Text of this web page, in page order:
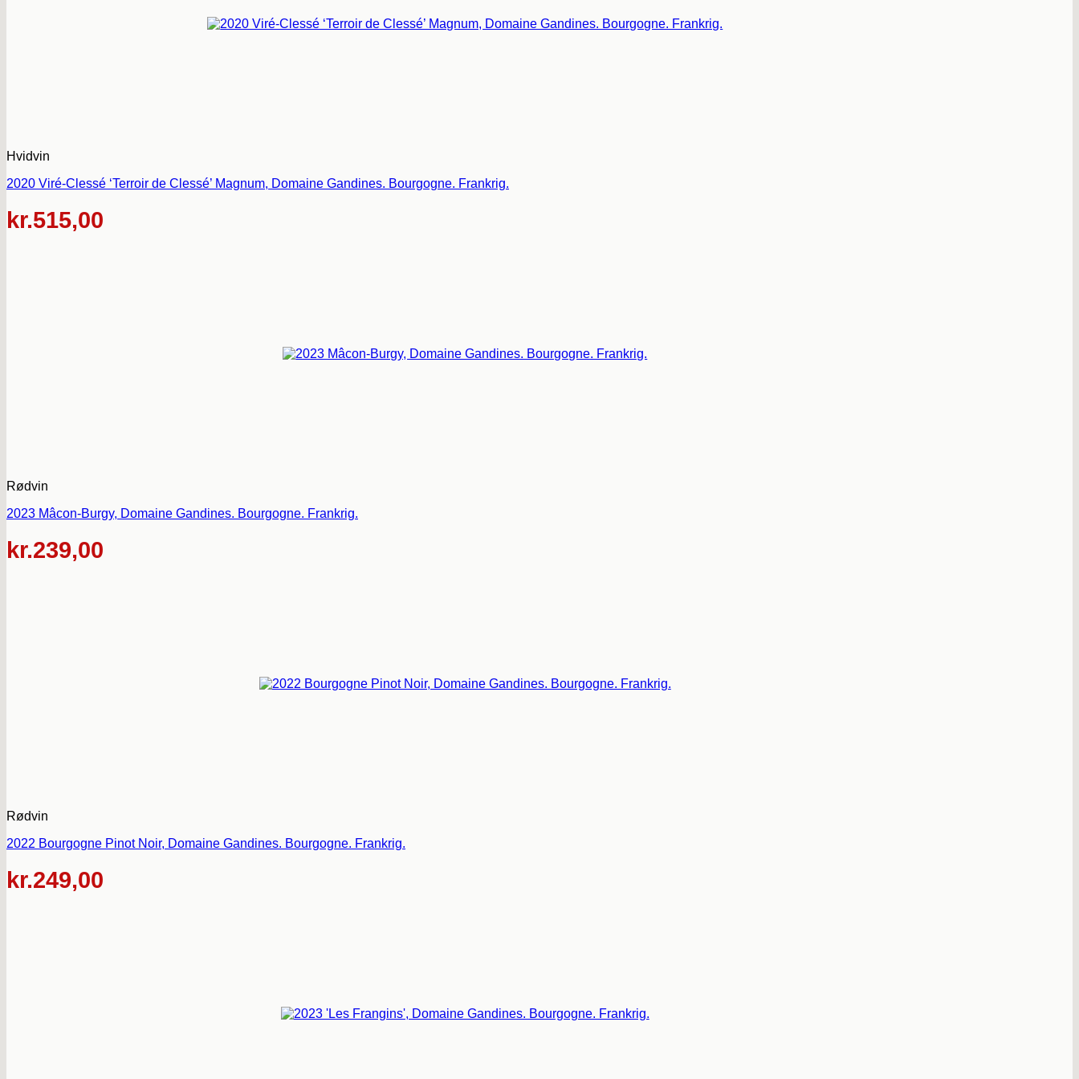
Hvidvin
2020 Viré-Clessé ‘Terroir de Clessé’ Magnum, Domaine Gandines. Bourgogne. Frankrig.
kr.515,00
Rødvin
2023 Mâcon-Burgy, Domaine Gandines. Bourgogne. Frankrig.
kr.239,00
Rødvin
2022 Bourgogne Pinot Noir, Domaine Gandines. Bourgogne. Frankrig.
kr.249,00